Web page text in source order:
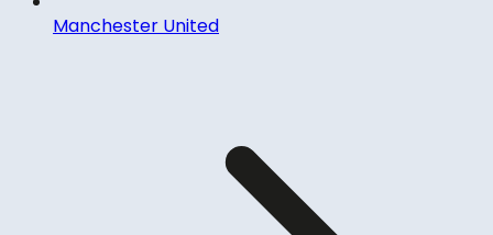
Manchester United